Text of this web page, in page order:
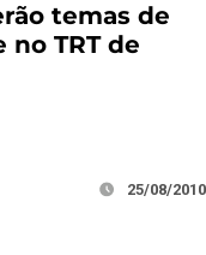
temas de
TRT de
25/08/2010